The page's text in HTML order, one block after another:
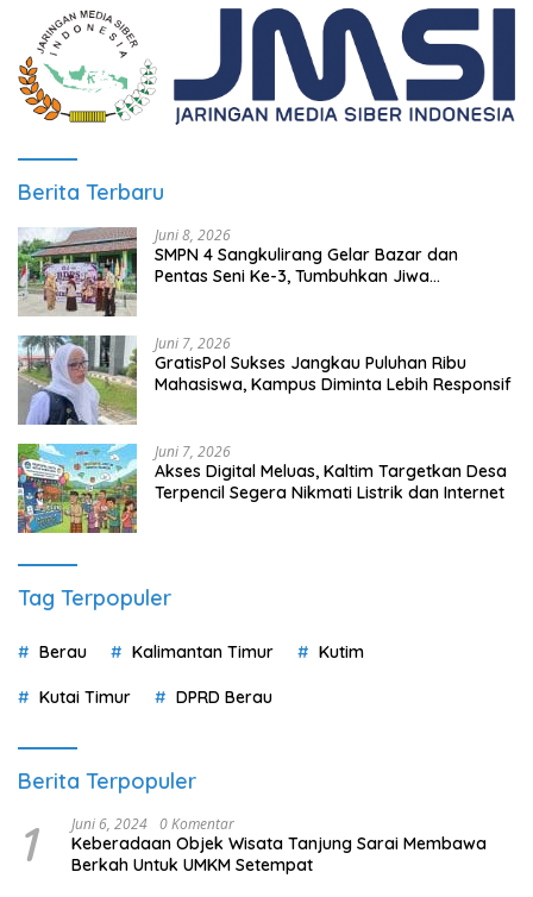
Berita Terbaru
Juni 8, 2026
SMPN 4 Sangkulirang Gelar Bazar dan
Pentas Seni Ke-3, Tumbuhkan Jiwa
Juni 7, 2026
GratisPol Sukses Jangkau Puluhan Ribu
Mahasiswa, Kampus Diminta Lebih Responsif
Juni 7, 2026
Akses Digital Meluas, Kaltim Targetkan Desa
Terpencil Segera Nikmati Listrik dan Internet
Tag Terpopuler
Berau Kalimantan Timur Kutim
Kutai Timur DPRD Berau
Berita Terpopuler
1 Juni 6, 2024 0 Komentar
Keberadaan Objek Wisata Tanjung Sarai Membawa
Berkah Untuk UMKM Setempat